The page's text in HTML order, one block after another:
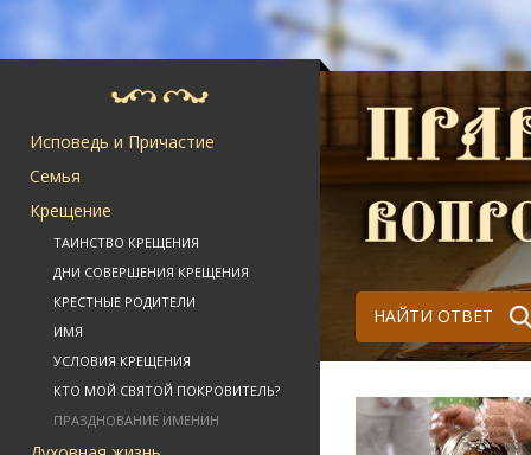
Исповедь и Причастие
Семья
Крещение
ТАИНСТВО КРЕЩЕНИЯ
ДНИ СОВЕРШЕНИЯ КРЕЩЕНИЯ
КРЕСТНЫЕ РОДИТЕЛИ
ИМЯ
УСЛОВИЯ КРЕЩЕНИЯ
КТО МОЙ СВЯТОЙ ПОКРОВИТЕЛЬ?
ПРАЗДНОВАНИЕ ИМЕНИН
НАЙТИ ОТВЕТ